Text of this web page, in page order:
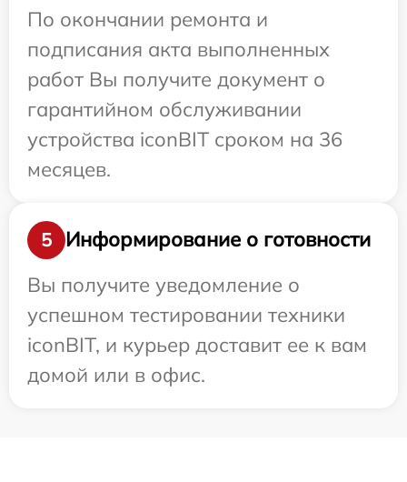
По окончании ремонта и
подписания акта выполненных
работ Вы получите документ о
гарантийном обслуживании
устройства iconBIT сроком на 36
месяцев.
5
Информирование о готовности
Вы получите уведомление о
успешном тестировании техники
iconBIT, и курьер доставит ее к вам
домой или в офис.